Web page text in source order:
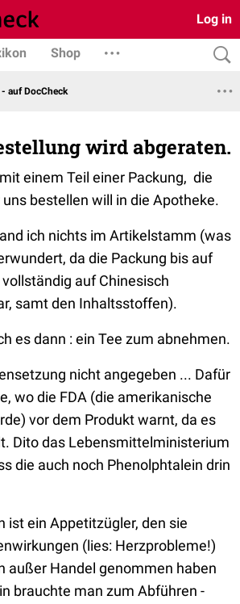
Log in
Shop
auf DocCheck
wird abgeraten.
einem Teil einer Packung, die
bestellen will in die Apotheke.
ich nichts im Artikelstamm (was
da die Packung bis auf
auf Chinesisch
samt den Inhaltsstoffen).
es dann : ein Tee zum abnehmen.
nicht angegeben ... Dafür
wo die FDA (die amerikanische
vor dem Produkt warnt, da es
Dito das Lebensmittelministerium
die auch noch Phenolphtalein drin
ist ein Appetitzügler, den sie
(lies: Herzprobleme!)
außer Handel genommen haben
brauchte man zum Abführen -